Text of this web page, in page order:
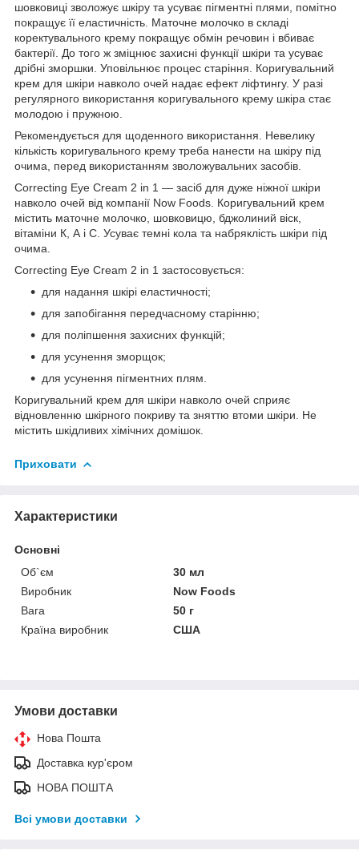
шовковиці зволожує шкіру та усуває пігментні плями, помітно
покращує її еластичність. Маточне молочко в складі
коректувального крему покращує обмін речовин і вбиває
бактерії. До того ж зміцнює захисні функції шкіри та усуває
дрібні зморшки. Уповільнює процес старіння. Коригувальний
крем для шкіри навколо очей надає ефект ліфтингу. У разі
регулярного використання коригувального крему шкіра стає
молодою і пружною.
Рекомендується для щоденного використання. Невелику
кількість коригувального крему треба нанести на шкіру під
очима, перед використанням зволожувальних засобів.
Correcting Eye Cream 2 in 1 — засіб для дуже ніжної шкіри
навколо очей від компанії Now Foods. Коригувальний крем
містить маточне молочко, шовковицю, бджолиний віск,
вітаміни К, А і С. Усуває темні кола та набряклість шкіри під
очима.
Correcting Eye Cream 2 in 1 застосовується:
для надання шкірі еластичності;
для запобігання передчасному старінню;
для поліпшення захисних функцій;
для усунення зморщок;
для усунення пігментних плям.
Коригувальний крем для шкіри навколо очей сприяє
відновленню шкірного покриву та зняттю втоми шкіри. Не
містить шкідливих хімічних домішок.
Приховати
Характеристики
Основні
Об`єм
30 мл
Виробник
Now Foods
Вага
50 г
Країна виробник
США
Умови доставки
Нова Пошта
Доставка кур'єром
НОВА ПОШТА
Всі умови доставки